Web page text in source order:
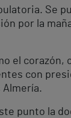
Se
por la
el corazón,
con
punto la